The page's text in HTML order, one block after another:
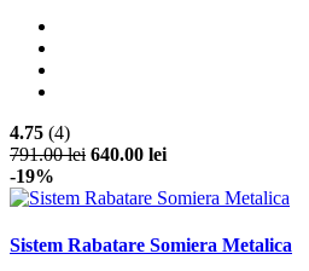
4.75 (4)
791.00 lei 640.00 lei
-19%
Sistem Rabatare Somiera Metalica